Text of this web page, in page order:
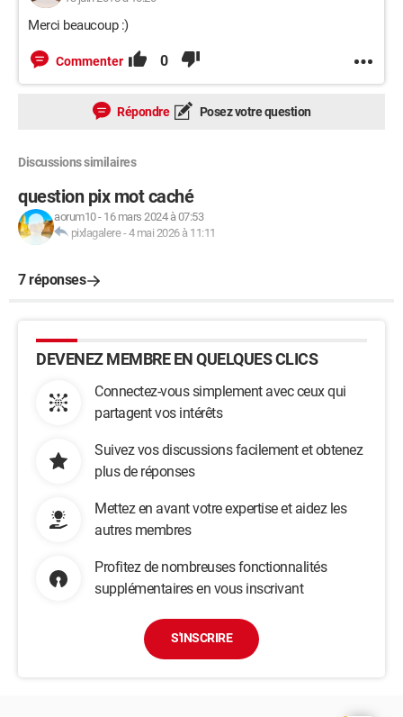
Merci beaucoup :)
Commenter 0
Répondre Posez votre question
Discussions similaires
question pix mot caché
aorum10- 16 mars 2024 à 07:53
pixlagalere-4 mai 2026 à 11:11
7 réponses
DEVENEZ MEMBRE EN QUELQUES CLICS
Connectez-vous simplement avec ceux qui
partagent vos intérêts
Suivez vos discussions facilement et obtenez
plus de réponses
Mettez en avant votre expertise et aidez les
autres membres
Profitez de nombreuses fonctionnalités
supplémentaires en vous inscrivant
S'INSCRIRE